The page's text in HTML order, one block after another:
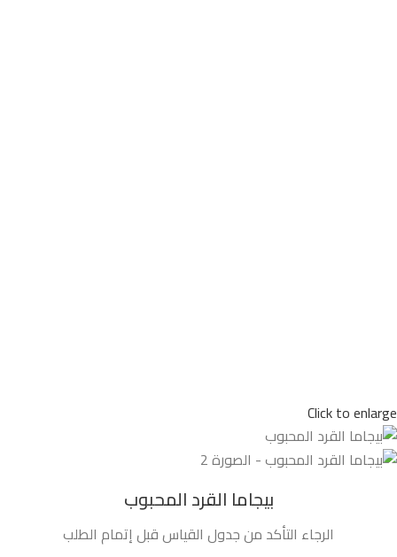
Click to enlarge
بيجاما القرد المحبوب
الرجاء التأكد من جدول القياس قبل إتمام الطلب